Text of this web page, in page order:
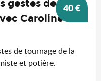
40€
gestes de
Caroline
de tournage de la
et potière.